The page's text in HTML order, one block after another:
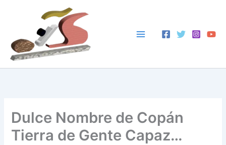
Dulce Nombre de Copán
Tierra de Gente Capaz…